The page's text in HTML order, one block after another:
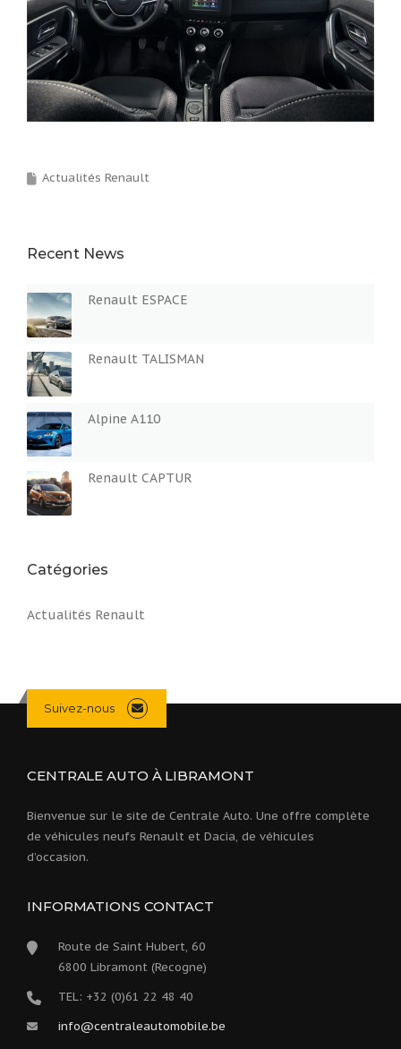
Actualités Renault
Recent News
Renault ESPACE
Renault TALISMAN
Alpine A110
Renault CAPTUR
Catégories
Actualités Renault
Suivez-nous
CENTRALE AUTO À LIBRAMONT
Bienvenue sur le site de Centrale Auto. Une offre complète
de véhicules neufs Renault et Dacia, de véhicules
d’occasion.
INFORMATIONS CONTACT
Route de Saint Hubert, 60
6800 Libramont (Recogne)
TEL: +32 (0)61 22 48 40
info@centraleautomobile.be